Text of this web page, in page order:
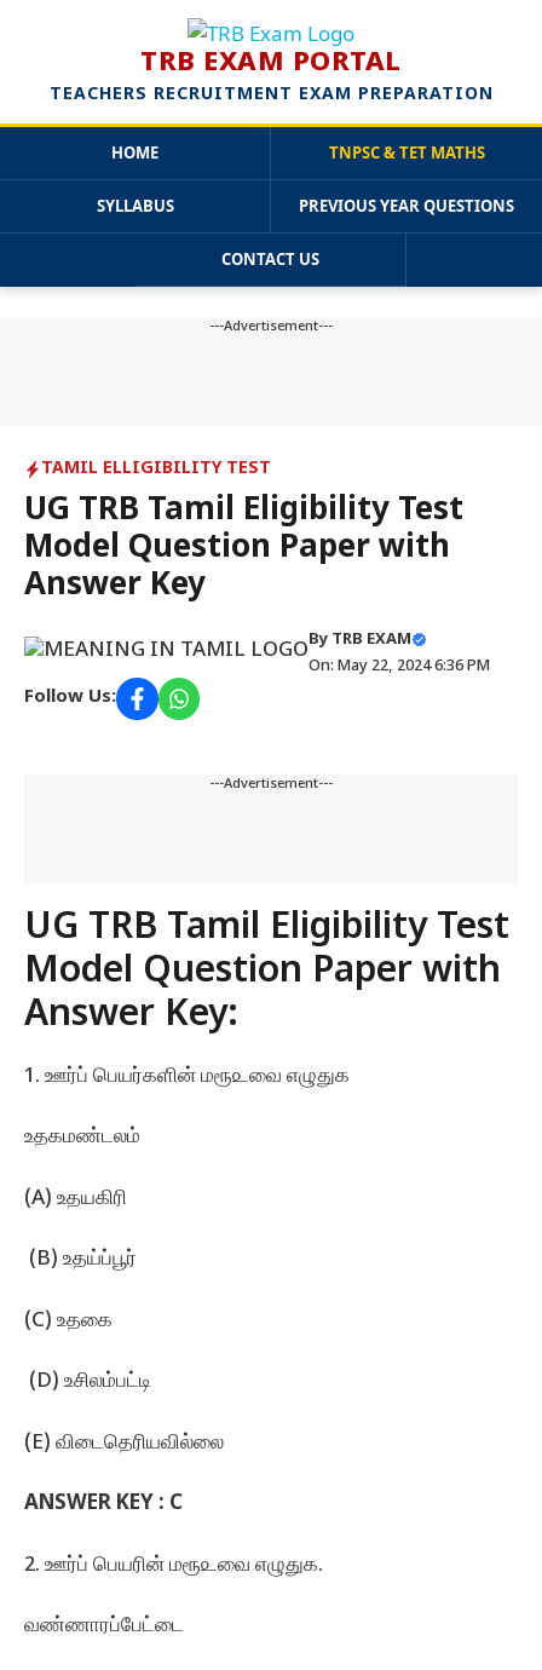
TRB EXAM PORTAL
TEACHERS RECRUITMENT EXAM PREPARATION
HOME TNPSC & TET MATHS
SYLLABUS PREVIOUS YEAR QUESTIONS
CONTACT US
---Advertisement---
TAMIL ELLIGIBILITY TEST
UG TRB Tamil Eligibility Test
Model Question Paper with
Answer Key
By TRB EXAM
On: May 22, 2024 6:36 PM
Follow Us:
---Advertisement---
UG TRB Tamil Eligibility Test
Model Question Paper with
Answer Key:
1. ஊர்ப்‌ பெயர்களின்‌ மரூ௨வை எழுதுக
உதகமண்டலம்‌
(A) உதயகிரி
(B) உதய்ப்பூர்‌
(C) உதகை
(D) உசிலம்பட்டி
(E) விடைதெரியவில்லை
ANSWER KEY : C
2. ஊர்ப்‌ பெயரின்‌ மரூ௨வை எழுதுக.
வண்ணாரப்பேட்டை